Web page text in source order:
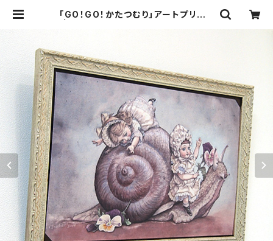
「GO！GO！かたつむり」アートプリント